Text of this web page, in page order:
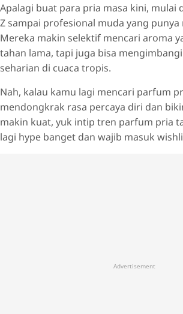
Apalagi buat para pria masa kini, mulai
Z sampai profesional muda yang
Mereka makin selektif mencari aroma
tahan lama, tapi juga bisa
seharian di cuaca tropis.
Nah, kalau kamu lagi mencari parfum
mendongkrak rasa percaya diri dan
makin kuat, yuk intip tren parfum pria
lagi hype banget dan wajib masuk
Advertisement